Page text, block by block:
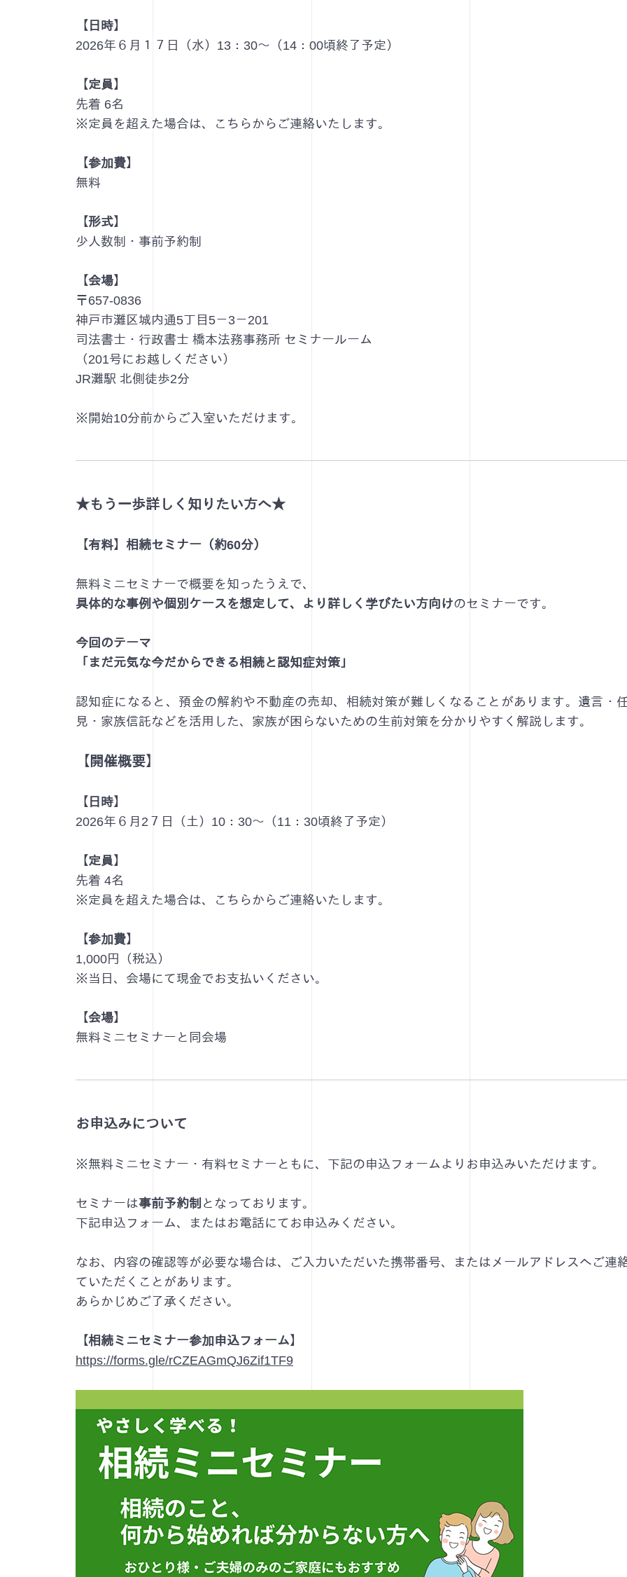
【日時】
2026年６月１７日（水）13：30～（14：00頃終了予定）
【定員】
先着 6名
※定員を超えた場合は、こちらからご連絡いたします。
【参加費】
無料
【形式】
少人数制・事前予約制
【会場】
〒657-0836
神戸市灘区城内通5丁目5－3－201
司法書士・行政書士 橋本法務事務所 セミナールーム
（201号にお越しください）
JR灘駅 北側徒歩2分
※開始10分前からご入室いただけます。
★もう一歩詳しく知りたい方へ★
【有料】相続セミナー（約60分）
無料ミニセミナーで概要を知ったうえで、
具体的な事例や個別ケースを想定して、より詳しく学びたい方向けのセミナーです。
今回のテーマ
「まだ元気な今だからできる相続と認知症対策」
認知症になると、預金の解約や不動産の売却、相続対策が難しくなることがあります。遺言・
見・家族信託などを活用した、家族が困らないための生前対策を分かりやすく解説します。
【開催概要】
【日時】
2026年６月2７日（土）10：30～（11：30頃終了予定）
【定員】
先着 4名
※定員を超えた場合は、こちらからご連絡いたします。
【参加費】
1,000円（税込）
※当日、会場にて現金でお支払いください。
【会場】
無料ミニセミナーと同会場
お申込みについて
※無料ミニセミナー・有料セミナーともに、下記の申込フォームよりお申込みいただけます。
セミナーは事前予約制 となっております。
下記申込フォーム、またはお電話にてお申込みください。
なお、内容の確認等が必要な場合は、ご入力いただいた携帯番号、またはメールアドレスへご連
ていただくことがあります。
あらかじめご了承ください。
【相続ミニセミナー参加申込フォーム】
https://forms.gle/rCZEAGmQJ6Zif1TF9